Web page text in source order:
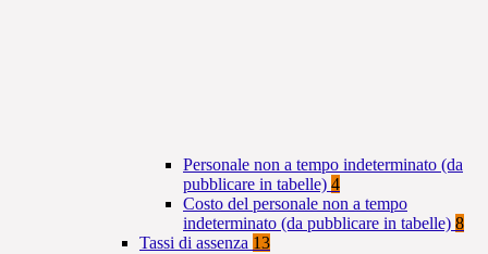
Personale non a tempo indeterminato (da
pubblicare in tabelle) 4
Costo del personale non a tempo
indeterminato (da pubblicare in tabelle) 8
Tassi di assenza 13